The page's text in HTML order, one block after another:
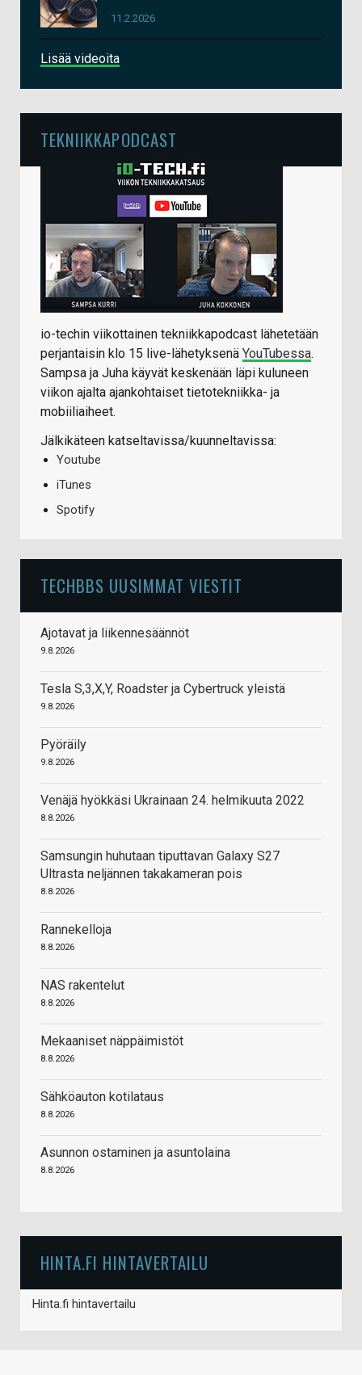
11.2.2026
Lisää videoita
TEKNIIKKAPODCAST
io-techin viikottainen tekniikkapodcast lähetetään
perjantaisin klo 15 live-lähetyksenä YouTubessa.
Sampsa ja Juha käyvät keskenään läpi kuluneen
viikon ajalta ajankohtaiset tietotekniikka- ja
mobiiliaiheet.
Jälkikäteen katseltavissa/kuunneltavissa:
Youtube
iTunes
Spotify
TECHBBS UUSIMMAT VIESTIT
Ajotavat ja liikennesäännöt
9.8.2026
Tesla S,3,X,Y, Roadster ja Cybertruck yleistä
9.8.2026
Pyöräily
9.8.2026
Venäjä hyökkäsi Ukrainaan 24. helmikuuta 2022
8.8.2026
Samsungin huhutaan tiputtavan Galaxy S27
Ultrasta neljännen takakameran pois
8.8.2026
Rannekelloja
8.8.2026
NAS rakentelut
8.8.2026
Mekaaniset näppäimistöt
8.8.2026
Sähköauton kotilataus
8.8.2026
Asunnon ostaminen ja asuntolaina
8.8.2026
HINTA.FI HINTAVERTAILU
Hinta.fi hintavertailu